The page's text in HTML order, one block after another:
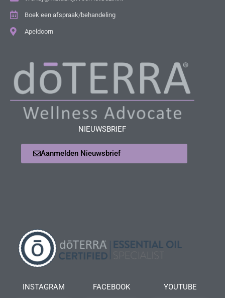
Boek een afspraak/behandeling
Apeldoorn
NIEUWSBRIEF
Aanmelden Nieuwsbrief
INSTAGRAM FACEBOOK YOUTUBE